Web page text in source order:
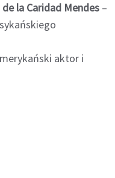
de la Caridad Mendes–
aktor i